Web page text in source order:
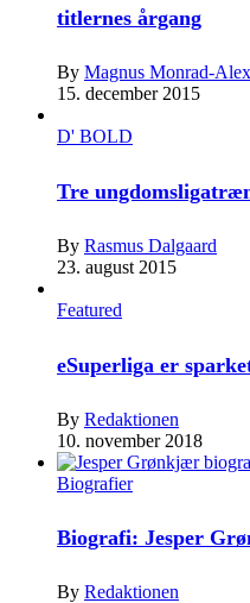
titlernes årgang
By Magnus Monrad-
15. december 2015
D' BOLD
Tre
By Rasmus Dalgaard
23. august 2015
Featured
eSuperliga er
By Redaktionen
10. november 2018
Biografier
Biografi: Jesper
By Redaktionen